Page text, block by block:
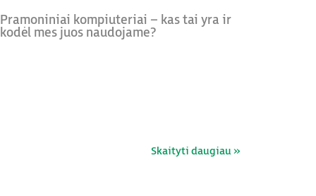
Pramoniniai kompiuteriai – kas tai yra ir
kodėl mes juos naudojame?
Skaityti daugiau »